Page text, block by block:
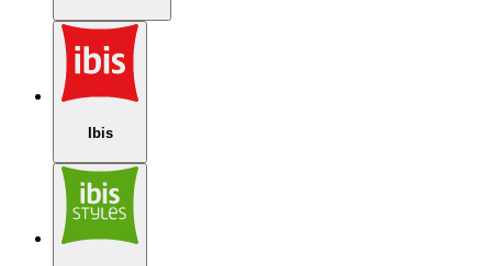
Ibis